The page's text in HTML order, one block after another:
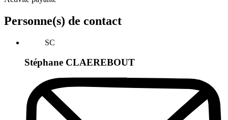
Personne(s) de contact
SC
Stéphane CLAEREBOUT